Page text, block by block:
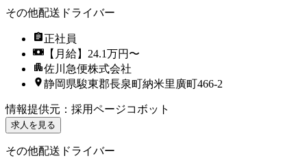
その他配送ドライバー
正社員
【月給】24.1万円〜
佐川急便株式会社
静岡県駿東郡長泉町納米里廣町466-2
情報提供元 ： 採用ページコボット
求人を見る
その他配送ドライバー